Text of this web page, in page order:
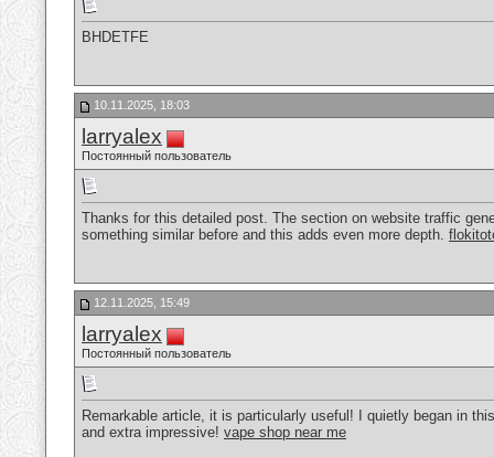
BHDETFE
10.11.2025, 18:03
larryalex
Постоянный пользователь
Thanks for this detailed post. The section on website traffic
something similar before and this adds even more depth.
12.11.2025, 15:49
larryalex
Постоянный пользователь
Remarkable article, it is particularly useful! I quietly began in
and extra impressive! vape shop near me